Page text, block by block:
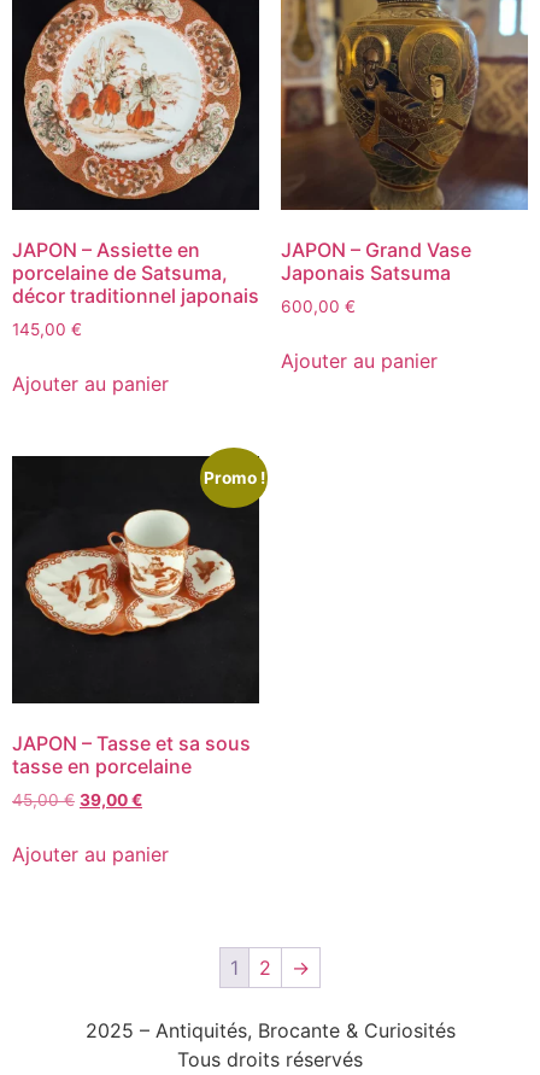
JAPON – Assiette en
porcelaine de Satsuma,
décor traditionnel japonais
145,00 €
Ajouter au panier
JAPON – Grand Vase
Japonais Satsuma
600,00 €
Ajouter au panier
Promo !
JAPON – Tasse et sa sous
tasse en porcelaine
45,00€ 39,00€
Ajouter au panier
1 2 →
2025 – Antiquités, Brocante & Curiosités
Tous droits réservés